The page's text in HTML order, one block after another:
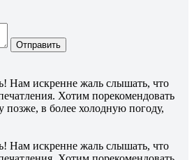
Отправить
Нам искренне жаль слышать, что
Хотим порекомендовать
позже, в более холодную погоду,
Нам искренне жаль слышать, что